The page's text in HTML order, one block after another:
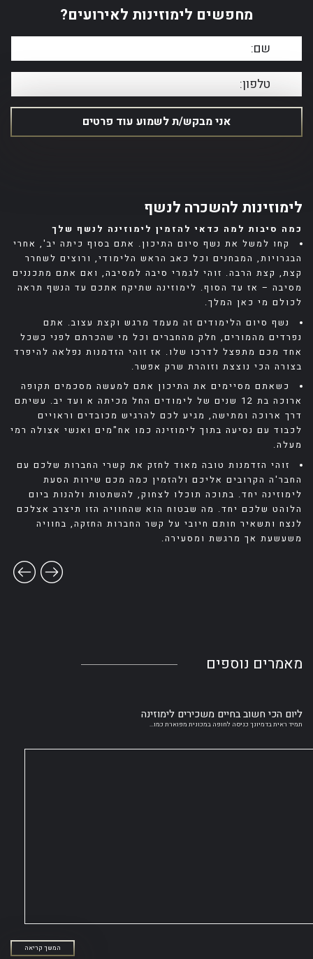
מחפשים לימוזינות לאירועים?
לימוזינות להשכרה לנשף
כמה סיבות למה כדאי להזמין לימוזינה לנשף שלך
קחו למשל את נשף סיום התיכון. אתם בסוף כיתה יב', אחרי
הבגרויות, המבחנים וכל כאב הראש הלימודי, ורוצים לשחרר
קצת, קצת הרבה. זוהי לגמרי סיבה למסיבה, ואם אתם מתכננים
מסיבה – אז עד הסוף. לימוזינה שתיקח אתכם עד הנשף תראה
לכולם מי כאן המלך.
נשף סיום הלימודים זה מעמד מרגש וקצת עצוב. אתם
נפרדים מהמורים, חלק מהחברים וכל מי שהכרתם לפני כשכל
אחד מכם מתפצל לדרכו שלו. אז זוהי הזדמנות נפלאה להיפרד
בצורה הכי נוצצת וזוהרת שרק אפשר.
כשאתם מסיימים את התיכון אתם למעשה מסכמים תקופה
ארוכה בת 12 שנים של לימודים החל מכיתה א ועד יב. עשיתם
דרך ארוכה ומתישה, מגיע לכם להרגיש מכובדים וראויים
לכבוד עם נסיעה בתוך לימוזינה כמו אח"מים ואנשי אצולה רמי
מעלה.
זוהי הזדמנות טובה מאוד לחזק את קשרי החברות שלכם עם
החבר'ה הקרובים אליכם ולהזמין כמה מכם שירות הסעת
לימוזינה יחד. בתוכה תוכלו לצחוק, להשתטות ולהנות ביום
הלוהט שלכם יחד. מה שבטוח הוא שהחוויה הזו תיצרב אצלכם
לנצח ותשאיר חותם חיובי על קשר החברות החזקה, בחוויה
משעשעת אך מרגשת ומסעירה.
מאמרים נוספים
ליום הכי חשוב בחיים משכירים לימוזינה
תמיד ראית בדמיונך כניסה לחופה במכונית מפוארת כמו...
המשך קריאה